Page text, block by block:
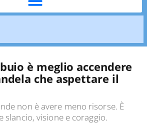
è meglio accendere
che aspettare il
non è avere meno risorse. È
slancio, visione e coraggio.